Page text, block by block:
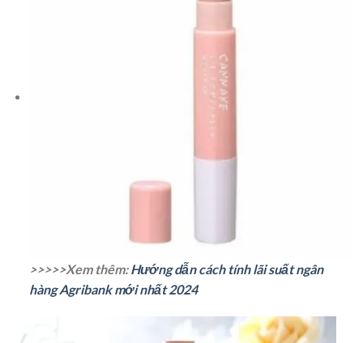
>>>>>Xem thêm:Hướng dẫn cách tính lãi suất ngân
hàng Agribank mới nhất 2024